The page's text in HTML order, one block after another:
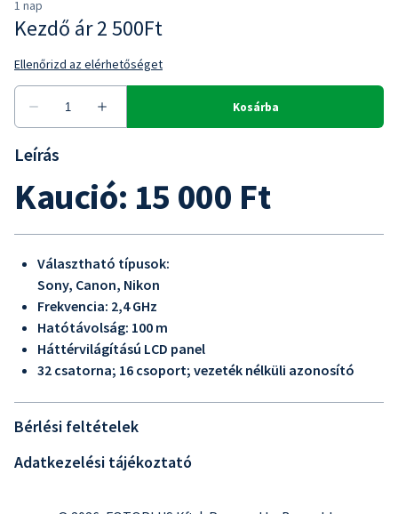
Leírás
Kaució: 15 000 Ft
Választható típusok:
Sony, Canon, Nikon
Frekvencia: 2,4 GHz
Hatótávolság: 100 m
Háttérvilágítású LCD panel
32 csatorna; 16 csoport; vezeték nélküli azonosító
Bérlési feltételek
Adatkezelési tájékoztató